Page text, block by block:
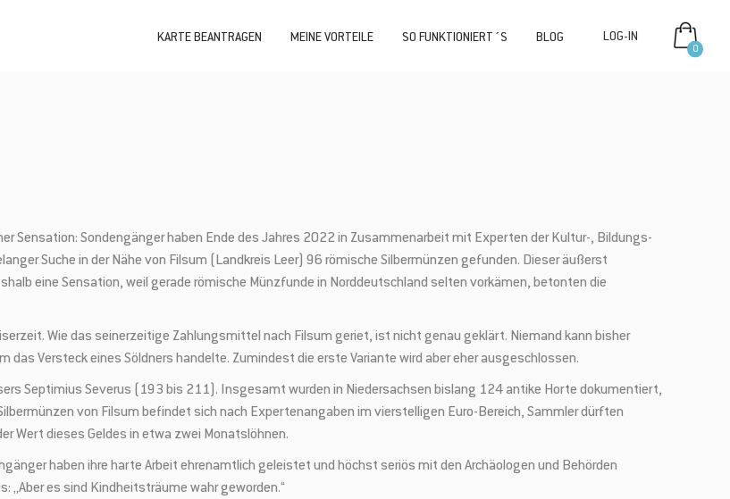
KARTE BEANTRAGEN MEINE VORTEILE SO FUNKTIONIERT´S BLOG
0
Sensation: Sondengänger haben Ende des Jahres 2022 in Zusammenarbeit mit Experten der Kultur-, Bildungs-
Suche in der Nähe von Filsum (Landkreis Leer) 96 römische Silbermünzen gefunden. Dieser äußerst
eine Sensation, weil gerade römische Münzfunde in Norddeutschland selten vorkämen, betonten die
Wie das seinerzeitige Zahlungsmittel nach Filsum geriet, ist nicht genau geklärt. Niemand kann bisher
das Versteck eines Söldners handelte. Zumindest die erste Variante wird aber eher ausgeschlossen.
Septimius Severus (193 bis 211). Insgesamt wurden in Niedersachsen bislang 124 antike Horte dokumentiert,
von Filsum befindet sich nach Expertenangaben im vierstelligen Euro-Bereich, Sammler dürften
Wert dieses Geldes in etwa zwei Monatslöhnen.
haben ihre harte Arbeit ehrenamtlich geleistet und höchst seriös mit den Archäologen und Behörden
„Aber es sind Kindheitsträume wahr geworden.“